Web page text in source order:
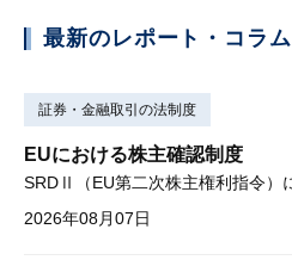
最新のレポート・コラム
証券・金融取引の法制度
EUにおける株主確認制度
2026年08月07日